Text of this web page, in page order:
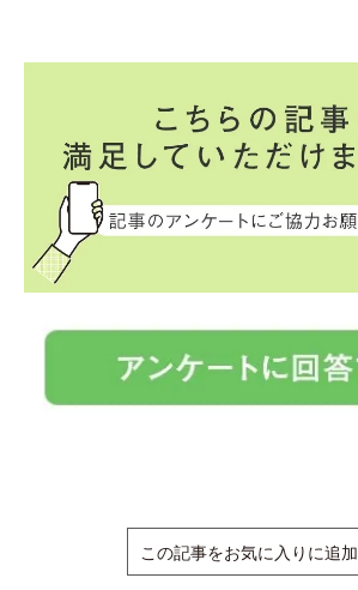
この記事をお気に入りに追加